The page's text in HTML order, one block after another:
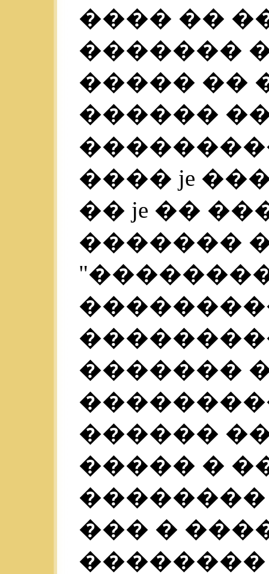
���� ��
�������
����� ��
������
���� je
�� je ��
�������
�������
������
����� �
��������
��� �